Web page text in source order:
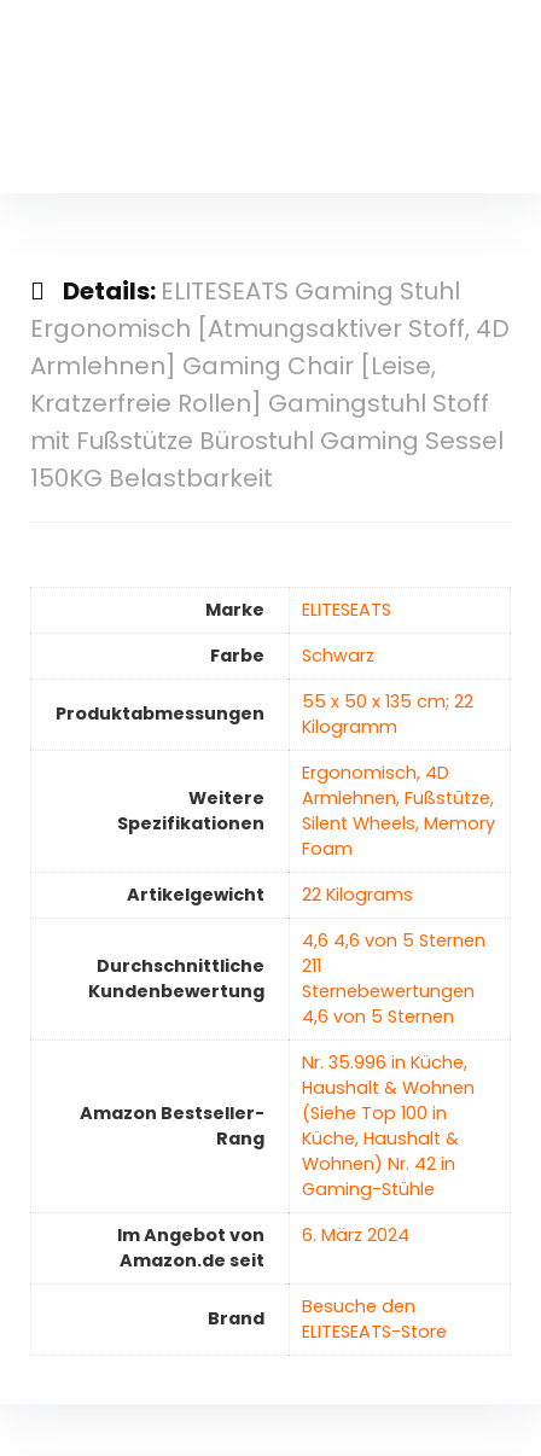
Details: ELITESEATS Gaming Stuhl
Ergonomisch [Atmungsaktiver Stoff, 4D
Armlehnen] Gaming Chair [Leise,
Kratzerfreie Rollen] Gamingstuhl Stoff
mit Fußstütze Bürostuhl Gaming Sessel
150KG Belastbarkeit
Marke
‎ELITESEATS
Farbe
‎Schwarz
Produktabmessungen
‎55 x 50 x 135 cm; 22
Kilogramm
Weitere
Spezifikationen
‎Ergonomisch, 4D
Armlehnen, Fußstütze,
Silent Wheels, Memory
Foam
Artikelgewicht
‎22 Kilograms
Durchschnittliche
Kundenbewertung
4,6 4,6 von 5 Sternen
211
Sternebewertungen
4,6 von 5 Sternen
Amazon Bestseller-
Rang
Nr. 35.996 in Küche,
Haushalt & Wohnen
(Siehe Top 100 in
Küche, Haushalt &
Wohnen) Nr. 42 in
Gaming-Stühle
Im Angebot von
Amazon.de seit
6. März 2024
Brand
Besuche den
ELITESEATS-Store